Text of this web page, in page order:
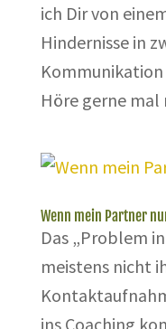
ich Dir von
Hindernisse in
Kommunikation
Höre gerne mal
Wenn mein Partner
Das „Problem
meistens nicht
ins Coaching